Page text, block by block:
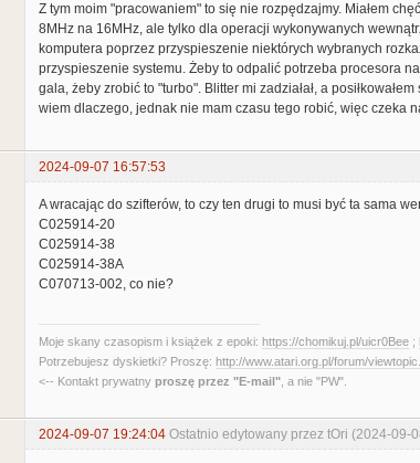
Z tym moim "pracowaniem" to się nie rozpędzajmy. Miałem
8MHz na 16MHz, ale tylko dla operacji wykonywanych
komputera poprzez przyspieszenie niektórych wybranych
przyspieszenie systemu. Żeby to odpalić potrzeba procesora
gala, żeby zrobić to "turbo". Blitter mi zadziałał, a
wiem dlaczego, jednak nie mam czasu tego robić, więc czeka
2024-09-07 16:57:53
A wracając do szifterów, to czy ten drugi to musi być ta sama
C025914-20
C025914-38
C025914-38A
C070713-002, co nie?
Moje skany czasopism i książek z epoki: https://chomikuj.pl/uicr0Bee ;
Potrzebujesz dyskietki? Proszę: http://www.atari.org.pl/forum/
<-- Kontakt prywatny proszę przez "E-mail" , a nie "PW".
2024-09-07 19:24:04 Ostatnio edytowany przez tOri (2024-09-